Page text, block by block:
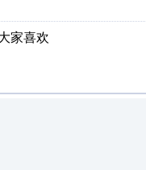
家喜欢